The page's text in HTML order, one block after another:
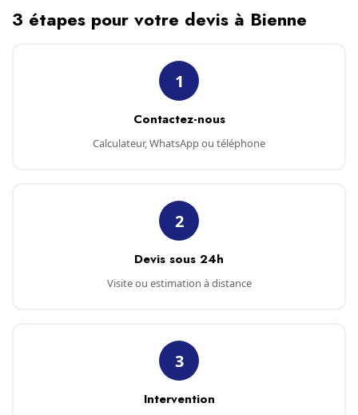
3 étapes pour votre devis à Bienne
1
Contactez-nous
Calculateur, WhatsApp ou téléphone
2
Devis sous 24h
Visite ou estimation à distance
3
Intervention